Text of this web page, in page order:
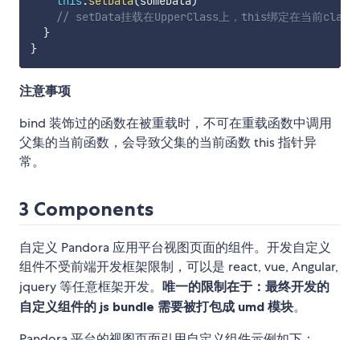
// setData挂载在UpperClass上，this绑定在当前class
}
}
注意事项
bind 装饰过的函数在被重载时，不可在重载函数中调用
父集的当前函数，会导致父集的当前函数 this 指针异
常。
3 Components
自定义 Pandora 应用平台视图页面的组件。开发自定义
组件不受前端开发框架限制，可以是 react, vue, Angular,
jquery 等任意框架开发。 唯一的限制在于：最终开发的
自定义组件的 js bundle 需要被打包成 umd 模块。